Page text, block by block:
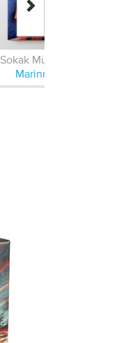
Sokak Müzisyenleri
Marinne Vias